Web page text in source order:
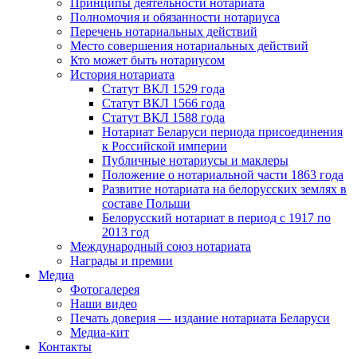
Принципы деятельности нотариата
Полномочия и обязанности нотариуса
Перечень нотариальных действий
Место совершения нотариальных действий
Кто может быть нотариусом
История нотариата
Статут ВКЛ 1529 года
Статут ВКЛ 1566 года
Статут ВКЛ 1588 года
Нотариат Беларуси периода присоединения
к Российской империи
Публичные нотариусы и маклеры
Положение о нотариальной части 1863 года
Развитие нотариата на белорусских землях в
составе Польши
Белорусский нотариат в период с 1917 по
2013 год
Международный союз нотариата
Награды и премии
Медиа
Фотогалерея
Наши видео
Печать доверия — издание нотариата Беларуси
Медиа-кит
Контакты